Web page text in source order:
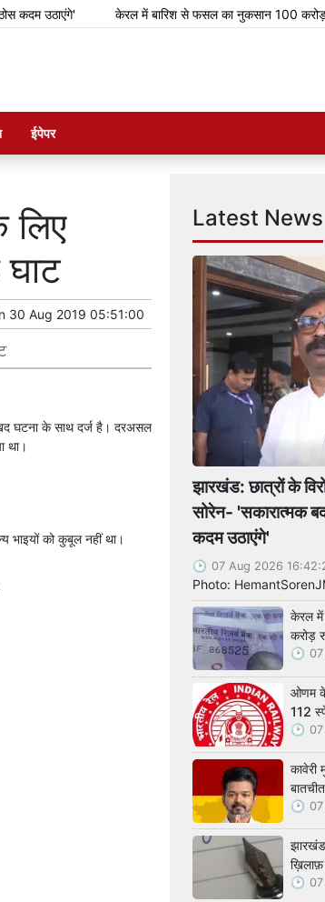
उठाएंगे' केरल में बारिश से फसल का नुकसान 100 करोड़ रुपए के
ईपेपर
30 Aug 2019 05:51:00
घटना के साथ दर्ज है। दरअसल
था।
भाइयों को कुबूल नहीं था।
Latest News
झारखंड: छात्रों के
सोरेन- 'सकारात्मक
कदम उठाएंगे'
07 Aug 2026
Photo:
केरल में
करोड़
ओणम के
112
कावेरी
ख़िलाफ़